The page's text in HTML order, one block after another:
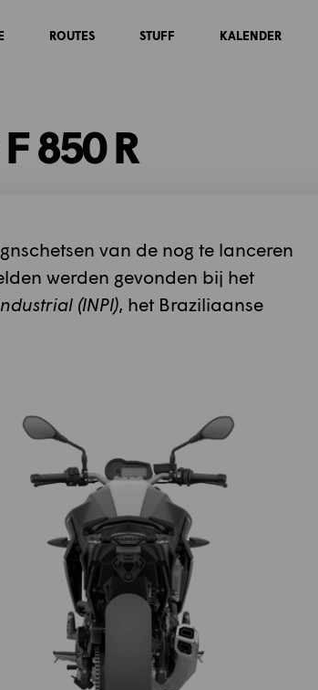
ROUTES STUFF KALENDER
850 R
van de nog te lanceren
werden gevonden bij het
(INPI), het Braziliaanse